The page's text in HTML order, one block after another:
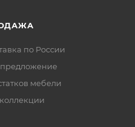
по России
мебели